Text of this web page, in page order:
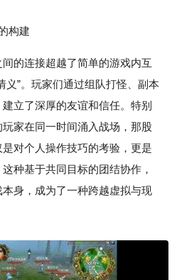
构建
的连接超越了简单的游戏内互
义”。玩家们通过组队打怪、副本
立了深厚的友谊和信任。特别
家在同一时间涌入战场，那股
对个人操作技巧的考验，更是
种基于共同目标的团结协作，
身，成为了一种跨越虚拟与现